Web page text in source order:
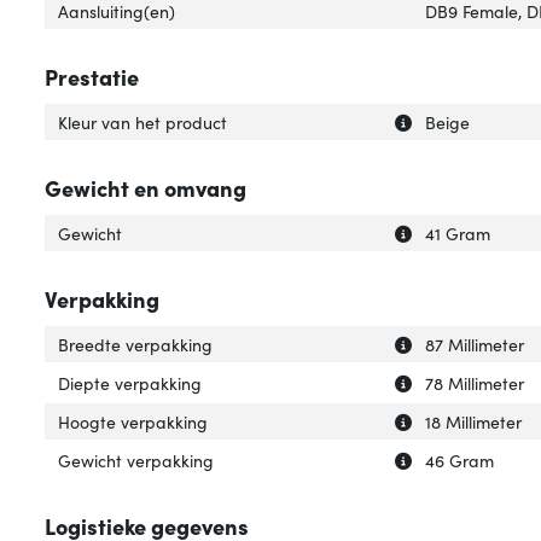
Aansluiting(en)
DB9 Female,
Prestatie
Uitleg over
Verberg uitleg
Kleur van het product Beige
Gewicht en omvang
Uitleg over
Verberg uitleg
Gewicht 41 Gram
Verpakking
Uitleg over
Verberg uitleg
Breedte verpakking
87 Millimeter
Uitleg over
Verberg uitleg
Diepte verpakking
78 Millimeter
Uitleg over
Verberg uitleg
Hoogte verpakking
18 Millimeter
Uitleg over
Verberg uitleg
Gewicht verpakking 46 Gram
Logistieke gegevens